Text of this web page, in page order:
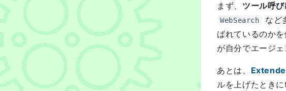
まず、 ツール呼
WebSearch
など
ばれているのかを
が自分でエージ
あとは、
ルを上げたとき